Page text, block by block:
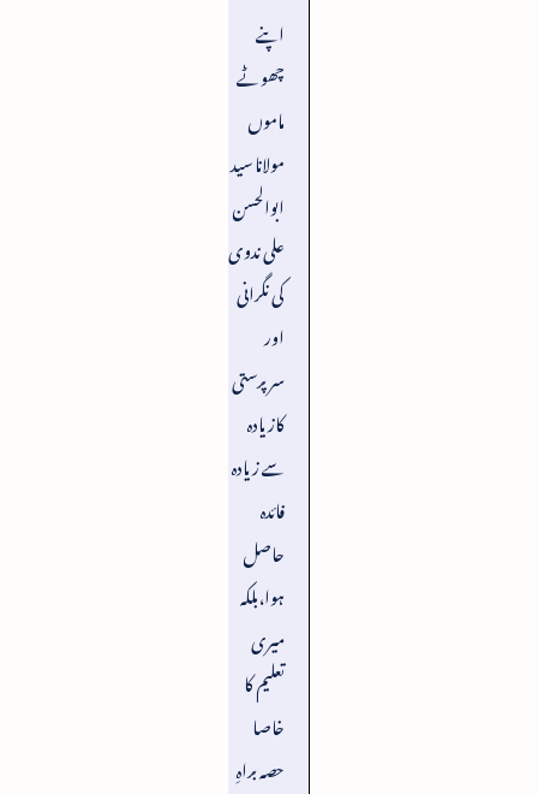
اپنے
چھوٹے
ماموں
مولانا سید
ابوالحسن
علی ندوی
کی نگرانی
اور
سرپرستی
کازیادہ
سے زیادہ
فائدہ
حاصل
ہوا،بلکہ
میری
تعلیم کا
خاصا
حصہ براہِ